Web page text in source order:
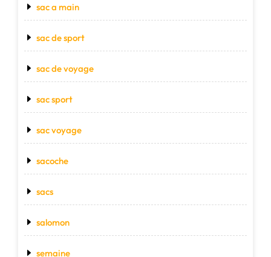
sac a main
sac de sport
sac de voyage
sac sport
sac voyage
sacoche
sacs
salomon
semaine